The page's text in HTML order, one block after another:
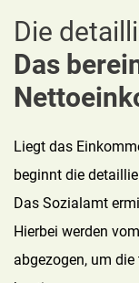
Die
Das
Liegt das
beginnt die
Das Sozialamt
Hierbei werden
abgezogen, um